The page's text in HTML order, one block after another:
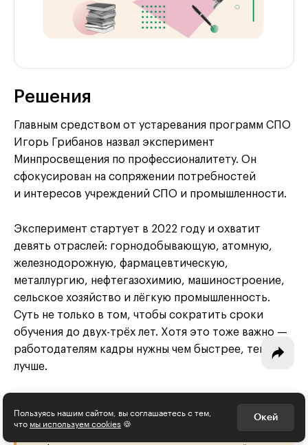
Решения
Главным средством от устаревания программ СПО
Игорь Грибанов назвал эксперимент
Минпросвещения по профессионалитету. Он
сфокусирован на сопряжении потребностей
и интересов учреждений СПО и промышленности.
Эксперимент стартует в 2022 году и охватит
девять отраслей: горнодобывающую, атомную,
железнодорожную, фармацевтическую,
металлургию, нефтегазохимию, машиностроение,
сельское хозяйство и лёгкую промышленность.
Суть не только в том, чтобы сократить сроки
обучения до двух-трёх лет. Хотя это тоже важно —
работодателям кадры нужны чем быстрее, тем
лучше.
Ключевое в профессионалитете, по словам
Пользуясь нашим сайтом, вы соглашаетесь с тем,
что мы используем cookies 🍪 Окей
Выберите тему рассылки
и получите 5 бесплатных курсов:
Дизайн
Программирование
Разработка игр
Маркетинг